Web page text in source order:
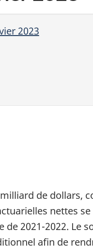
2023
de dollars,
nettes
2021-2022. Le
afin de